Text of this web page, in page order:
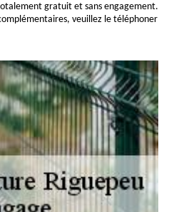
gratuit et sans engagement.
veuillez le téléphoner